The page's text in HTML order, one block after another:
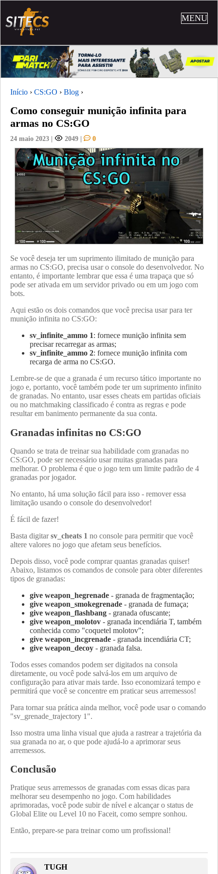
MENU
Início › CS:GO › Blog ›
Como conseguir munição infinita para
armas no CS:GO
24 maio 2023 | 2049 | 0
Se você deseja ter um suprimento ilimitado de munição para
armas no CS:GO, precisa usar o console do desenvolvedor. No
entanto, é importante lembrar que essa é uma trapaça que só
pode ser ativada em um servidor privado ou em um jogo com
bots.
Aqui estão os dois comandos que você precisa usar para ter
munição infinita no CS:GO:
sv_infinite_ammo 1: fornece munição infinita sem
precisar recarregar as armas;
sv_infinite_ammo 2: fornece munição infinita com
recarga de arma no CS:GO.
Lembre-se de que a granada é um recurso tático importante no
jogo e, portanto, você também pode ter um suprimento infinito
de granadas. No entanto, usar esses cheats em partidas oficiais
ou no matchmaking classificado é contra as regras e pode
resultar em banimento permanente da sua conta.
Granadas infinitas no CS:GO
Quando se trata de treinar sua habilidade com granadas no
CS:GO, pode ser necessário usar muitas granadas para
melhorar. O problema é que o jogo tem um limite padrão de 4
granadas por jogador.
No entanto, há uma solução fácil para isso - remover essa
limitação usando o console do desenvolvedor!
É fácil de fazer!
Basta digitarsv_cheats 1 no console para permitir que você
altere valores no jogo que afetam seus benefícios.
Depois disso, você pode comprar quantas granadas quiser!
Abaixo, listamos os comandos de console para obter diferentes
tipos de granadas:
give weapon_hegrenade - granada de fragmentação;
give weapon_smokegrenade - granada de fumaça;
give weapon_flashbang - granada ofuscante;
give weapon_molotov - granada incendiária T, também
conhecida como "coquetel molotov";
give weapon_incgrenade - granada incendiária CT;
give weapon_decoy - granada falsa.
Todos esses comandos podem ser digitados na consola
diretamente, ou você pode salvá-los em um arquivo de
configuração para ativar mais tarde. Isso economizará tempo e
permitirá que você se concentre em praticar seus arremessos!
Para tornar sua prática ainda melhor, você pode usar o comando
"sv_grenade_trajectory 1".
Isso mostra uma linha visual que ajuda a rastrear a trajetória da
sua granada no ar, o que pode ajudá-lo a aprimorar seus
arremessos.
Conclusão
Pratique seus arremessos de granadas com essas dicas para
melhorar seu desempenho no jogo. Com habilidades
aprimoradas, você pode subir de nível e alcançar o status de
Global Elite ou Level 10 no Faceit, como sempre sonhou.
Então, prepare-se para treinar como um profissional!
TUGH